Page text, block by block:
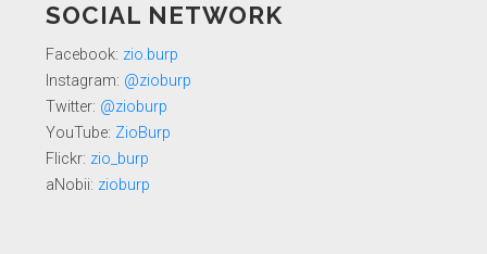
SOCIAL NETWORK
Facebook: zio.burp
Instagram: @zioburp
Twitter: @zioburp
YouTube: ZioBurp
Flickr: zio_burp
aNobii: zioburp